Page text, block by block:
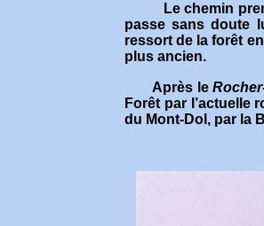
Le chemin
passe sans doute
ressort de la forêt
plus ancien.
Après le
Forêt par l’actuelle
du Mont-Dol, par la